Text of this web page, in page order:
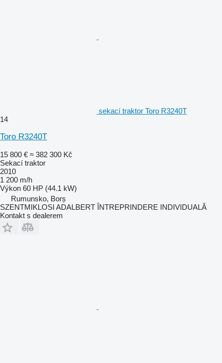
sekací traktor Toro R3240T
14
Toro R3240T
15 800 € ≈ 382 300 Kč
Sekací traktor
2010
1 200 m/h
Výkon 60 HP (44.1 kW)
Rumunsko, Borș
SZENTMIKLOSI ADALBERT ÎNTREPRINDERE INDIVIDUALĂ
Kontakt s dealerem